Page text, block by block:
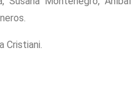
Cristiani.